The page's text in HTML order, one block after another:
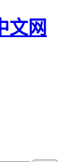
文网